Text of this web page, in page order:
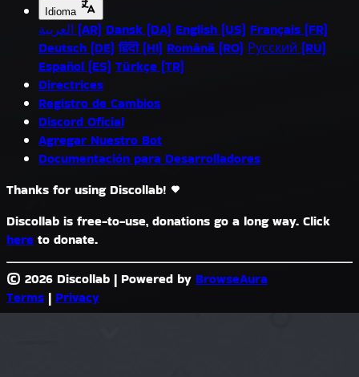
Idioma
العربية (AR) Dansk (DA) English (US) Français (FR)
Deutsch (DE) हिंदी (HI) Română (RO) Русский (RU)
Español (ES) Türkçe (TR)
Directrices
Registro de Cambios
Discord Oficial
Agregar Nuestro Bot
Documentación para Desarrolladores
Thanks for using Discollab!
Discollab is free-to-use, donations go a long way. Click
here to donate.
© 2026 Discollab | Powered by BrowseAura
Terms | Privacy